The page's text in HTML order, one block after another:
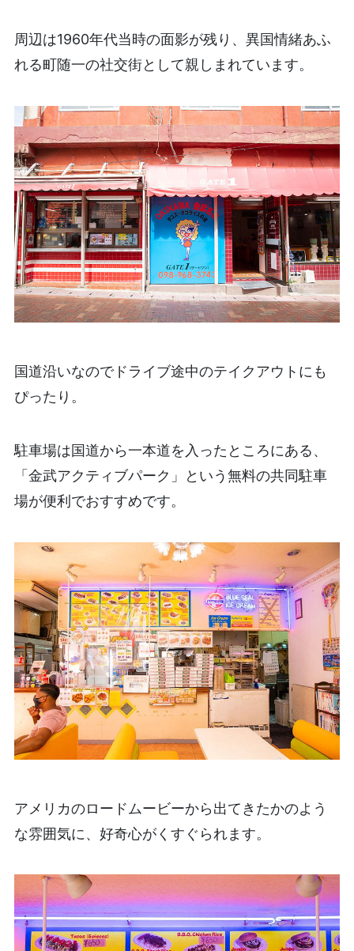
周辺は1960年代当時の面影が残り、異国情緒あふ
れる町随一の社交街として親しまれています。
国道沿いなのでドライブ途中のテイクアウトにも
ぴったり。
駐車場は国道から一本道を入ったところにある、
「金武アクティブパーク」という無料の共同駐車
場が便利でおすすめです。
アメリカのロードムービーから出てきたかのよう
な雰囲気に、好奇心がくすぐられます。